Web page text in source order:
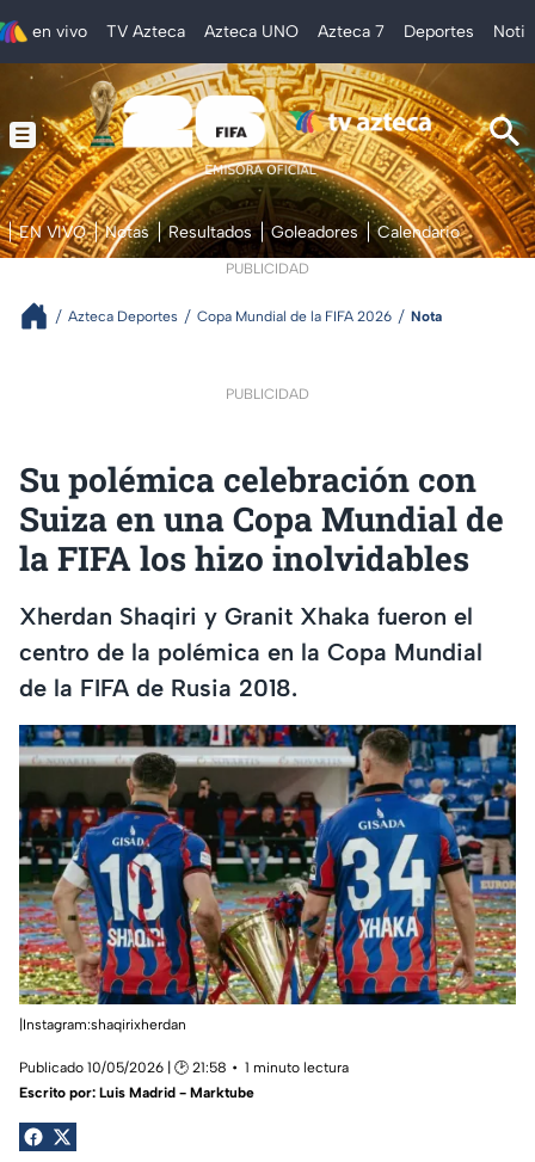
en vivo TV Azteca Azteca UNO Azteca 7 Deportes
EN VIVO Notas Resultados Goleadores Calendario
PUBLICIDAD
Azteca Deportes Copa Mundial de la FIFA 2026 Nota
PUBLICIDAD
Su polémica celebración con
Suiza en una Copa Mundial de
la FIFA los hizo inolvidables
Xherdan Shaqiri y Granit Xhaka fueron el
centro de la polémica en la Copa Mundial
de la FIFA de Rusia 2018.
|Instagram:shaqirixherdan
Publicado 10/05/2026 | 🕑 21:58
1 minuto lectura
Escrito por: Luis Madrid - Marktube